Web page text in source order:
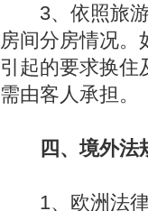
3、依照旅游
房间分房情况。
引起的要求换住
需由客人承担。
四、境外法
1、欧洲法律